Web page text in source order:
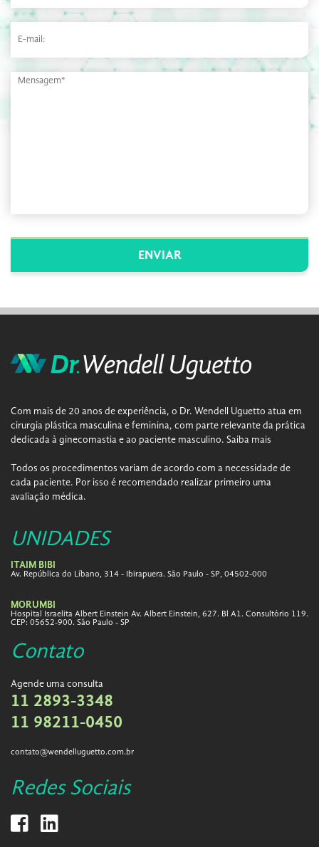
Com mais de 20 anos de experiência, o Dr. Wendell Uguetto atua em
cirurgia plástica masculina e feminina, com parte relevante da prática
dedicada à ginecomastia e ao paciente masculino. Saiba mais
Todos os procedimentos variam de acordo com a necessidade de
cada paciente. Por isso é recomendado realizar primeiro uma
avaliação médica.
UNIDADES
ITAIM BIBI
Av. República do Líbano, 314 - Ibirapuera. São Paulo - SP, 04502-000
MORUMBI
Hospital Israelita Albert Einstein Av. Albert Einstein, 627. Bl A1. Consultório 119.
CEP: 05652-900. São Paulo - SP
Contato
Agende uma consulta
11 2893-3348
11 98211-0450
contato@wendelluguetto.com.br
Redes Sociais